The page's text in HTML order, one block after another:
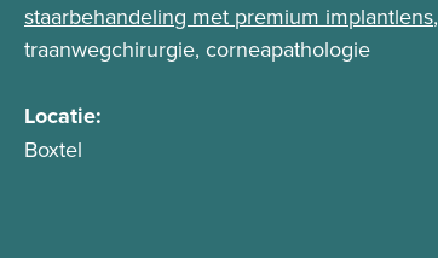
staarbehandeling met premium implantlens,
traanwegchirurgie, corneapathologie
Locatie:
Boxtel